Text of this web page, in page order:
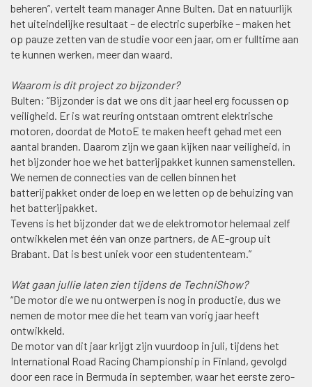
beheren”, vertelt team manager Anne Bulten. Dat en natuurlijk
het uiteindelijke resultaat – de electric superbike – maken het
op pauze zetten van de studie voor een jaar, om er fulltime aan
te kunnen werken, meer dan waard.
Waarom is dit project zo bijzonder?
Bulten: “Bijzonder is dat we ons dit jaar heel erg focussen op
veiligheid. Er is wat reuring ontstaan omtrent elektrische
motoren, doordat de MotoE te maken heeft gehad met een
aantal branden. Daarom zijn we gaan kijken naar veiligheid, in
het bijzonder hoe we het batterijpakket kunnen samenstellen.
We nemen de connecties van de cellen binnen het
batterijpakket onder de loep en we letten op de behuizing van
het batterijpakket.
Tevens is het bijzonder dat we de elektromotor helemaal zelf
ontwikkelen met één van onze partners, de AE-group uit
Brabant. Dat is best uniek voor een studententeam.”
Wat gaan jullie laten zien tijdens de TechniShow?
“De motor die we nu ontwerpen is nog in productie, dus we
nemen de motor mee die het team van vorig jaar heeft
ontwikkeld.
De motor van dit jaar krijgt zijn vuurdoop in juli, tijdens het
International Road Racing Championship in Finland, gevolgd
door een race in Bermuda in september, waar het eerste zero-